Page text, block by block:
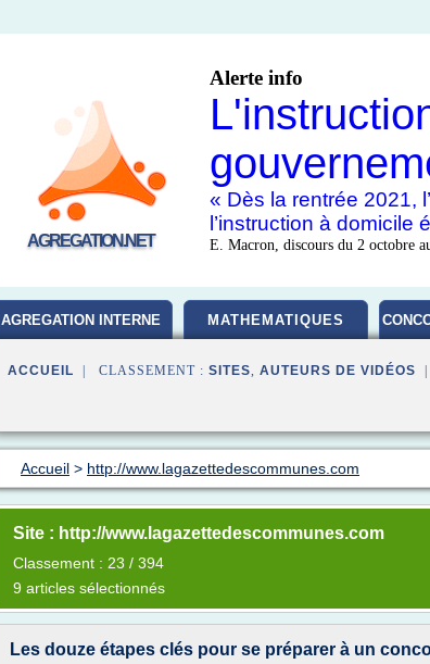
AGREGATION.NET
Alerte info
« Dès la rentrée 2021,
l’instruction à
E. Macron, discours du 2 octobre
AGREGATION INTERNE MATHEMATIQUES
ACCUEIL | CLASSEMENT : SITES, AUTEURS DE VIDÉOS |
Accueil > http://www.lagazettedescommunes.com
Site : http://www.lagazettedescommunes.com
Classement : 23 / 394
9 articles sélectionnés
Les douze étapes clés pour se préparer à un